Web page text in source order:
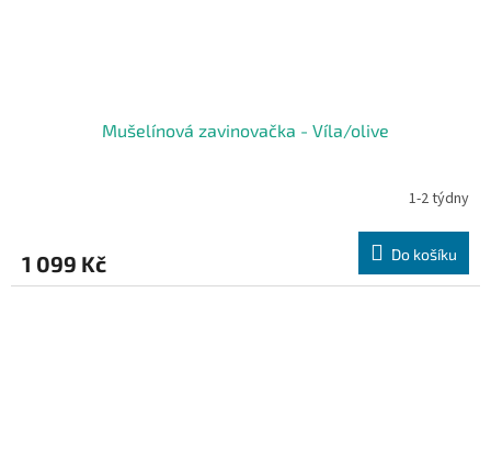
Mušelínová zavinovačka - Víla/olive
1-2 týdny
1 099 Kč Do košíku